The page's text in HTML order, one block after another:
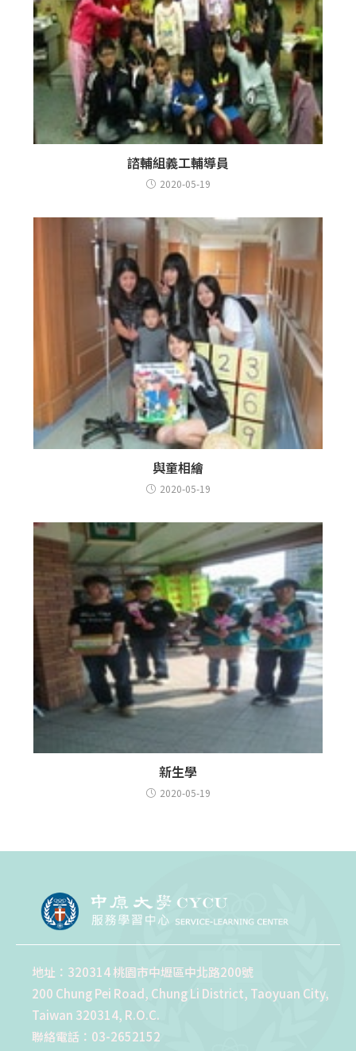
諮輔組義工輔導員
2020-05-19
與童相繪
2020-05-19
新生學
2020-05-19
地址：320314 桃園市中壢區中北路200號
200 Chung Pei Road, Chung Li District, Taoyuan City,
Taiwan 320314, R.O.C.
聯絡電話：03-2652152